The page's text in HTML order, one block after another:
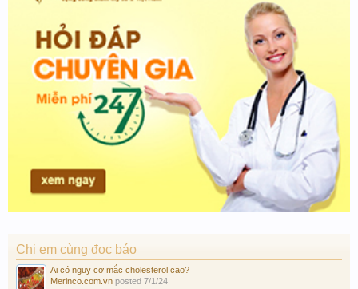
Chị em cùng đọc báo
Ai có nguy cơ mắc cholesterol cao?
Merinco.com.vn posted 7/1/24